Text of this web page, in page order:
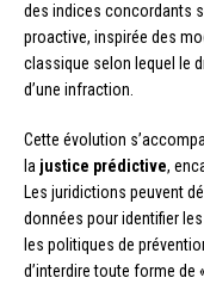
des indices concordants
proactive, inspirée des
classique selon lequel le
d’une infraction.
Cette évolution
la justice prédictive,
Les juridictions peuvent
données pour identifier
les politiques de
d’interdire toute forme de